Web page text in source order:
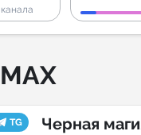
TG
Черная